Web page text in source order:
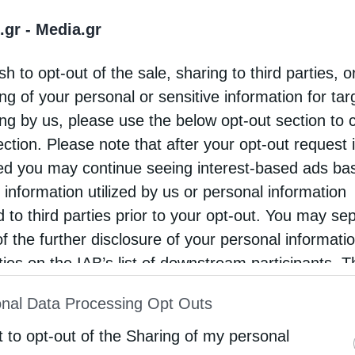
- Media.gr
to opt-out of the sale, sharing to third parties,
of your personal or sensitive information for
by us, please use the below opt-out section to
Please note that after your opt-out request
you may continue seeing interest-based ads
information utilized by us or personal information
to third parties prior to your opt-out. You may
the further disclosure of your personal
on the IAB’s list of downstream participants.
of Downstream Participantsthat may further
parties.
Data Processing Opt Outs
to opt-out of the Sharing of my personal
06 Αυγούστου, κυκλοφορεί το νέο φύλλο της
«Κιβωτός της Ορθοδοξίας» – Όλες οι
1 Αυγούστου 2026
06 Αυγούστου, η εφημερίδα Κιβωτός
κατόπιν μεγάλης ζήτησης,
ολόκληρη την Συλλογής της και
σας προσφέρει πολλές αγαπημένες
για να επιλέξετε. Οι εικόνες που …